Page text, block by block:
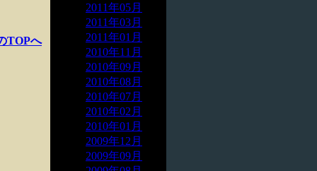
TOPへ
2011年05月
2011年03月
2011年01月
2010年11月
2010年09月
2010年08月
2010年07月
2010年02月
2010年01月
2009年12月
2009年09月